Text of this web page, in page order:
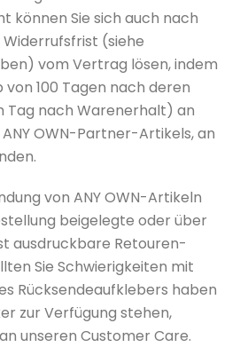
können Sie sich auch nach
(siehe
vom Vertrag lösen, indem
100 Tagen nach deren
Tag nach Warenerhalt) an
OWN-Partner-Artikels, an
von ANY OWN-Artikeln
beigelegte oder über
ausdruckbare Retouren-
Sie Schwierigkeiten mit
Rücksendeaufklebers haben
zur Verfügung stehen,
unseren Customer Care.